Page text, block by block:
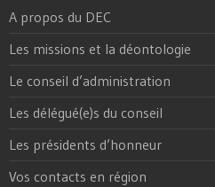
A propos du DEC
Les missions et la déontologie
Le conseil d’administration
Les délégué(e)s du conseil
Les présidents d’honneur
Vos contacts en région